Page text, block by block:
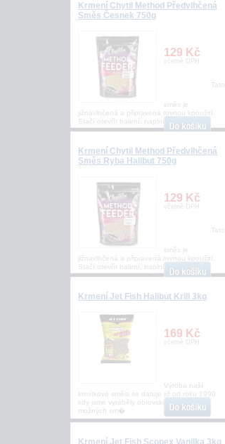
Krmení Chytil Method Předvlhčená
Směs Česnek 750g
129 Kč
včetně DPH
Tato
směs je
jižnavlhčená a připravená rovnou kpoužití.
Stačí otevřít balení, naplnit krmítk
Krmení Chytil Method Předvlhčená
Směs Ryba Halibut 750g
129 Kč
včetně DPH
Tato
směs je
jižnavlhčená a připravená rovnou kpoužití.
Stačí otevřít balení, naplnit krmítko
Krmení Jet Fish Halibut Krill 3kg
169 Kč
včetně DPH
Výroba naší
krmítkové směsi se datuje již od roku 1990
kdy jsme vyráběly obrovskou škálu všech
možných sm�
Krmení Jet Fish Scopex Vanilka 3kg